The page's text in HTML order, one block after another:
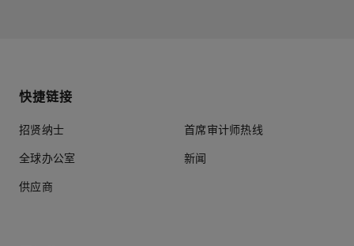
快捷链接
招贤纳士 首席审计师热线
全球办公室 新闻
供应商